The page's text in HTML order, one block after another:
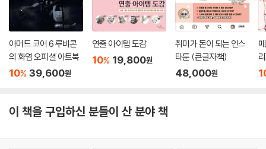
아머드 코어 6 루비콘
의 화염 오피셜 아트북
10% 39,600원
연출 아이템 도감
10% 19,800원
취미가 돈이 되는 인스
타툰 (큰글자책)
48,000원
이 책을 구입하신 분들이 산 분야 책